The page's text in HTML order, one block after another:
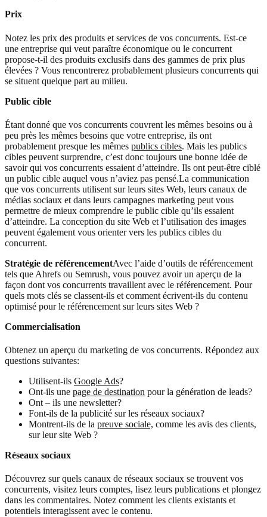
Prix
Notez les prix des produits et services de vos concurrents. Est-ce
une entreprise qui veut paraître économique ou le concurrent
propose-t-il des produits exclusifs dans des gammes de prix plus
élevées ? Vous rencontrerez probablement plusieurs concurrents qui
se situent quelque part au milieu.
Public cible
Étant donné que vos concurrents couvrent les mêmes besoins ou à
peu près les mêmes besoins que votre entreprise, ils ont
probablement presque les mêmes publics cibles. Mais les publics
cibles peuvent surprendre, c’est donc toujours une bonne idée de
savoir qui vos concurrents essaient d’atteindre. Ils ont peut-être ciblé
un public cible auquel vous n’aviez pas pensé.La communication
que vos concurrents utilisent sur leurs sites Web, leurs canaux de
médias sociaux et dans leurs campagnes marketing peut vous
permettre de mieux comprendre le public cible qu’ils essaient
d’atteindre. La conception du site Web et l’utilisation des images
peuvent également vous orienter vers les publics cibles du
concurrent.
Stratégie de référencementAvec l’aide d’outils de référencement
tels que Ahrefs ou Semrush, vous pouvez avoir un aperçu de la
façon dont vos concurrents travaillent avec le référencement. Pour
quels mots clés se classent-ils et comment écrivent-ils du contenu
optimisé pour le référencement sur leurs sites Web ?
Commercialisation
Obtenez un aperçu du marketing de vos concurrents. Répondez aux
questions suivantes:
Utilisent-ils Google Ads?
Ont-ils une page de destination pour la génération de leads?
Ont – ils une newsletter?
Font-ils de la publicité sur les réseaux sociaux?
Montrent-ils de la preuve sociale, comme les avis des clients,
sur leur site Web ?
Réseaux sociaux
Découvrez sur quels canaux de réseaux sociaux se trouvent vos
concurrents, visitez leurs comptes, lisez leurs publications et plongez
dans les commentaires. Notez comment les clients existants et
potentiels interagissent avec le contenu.